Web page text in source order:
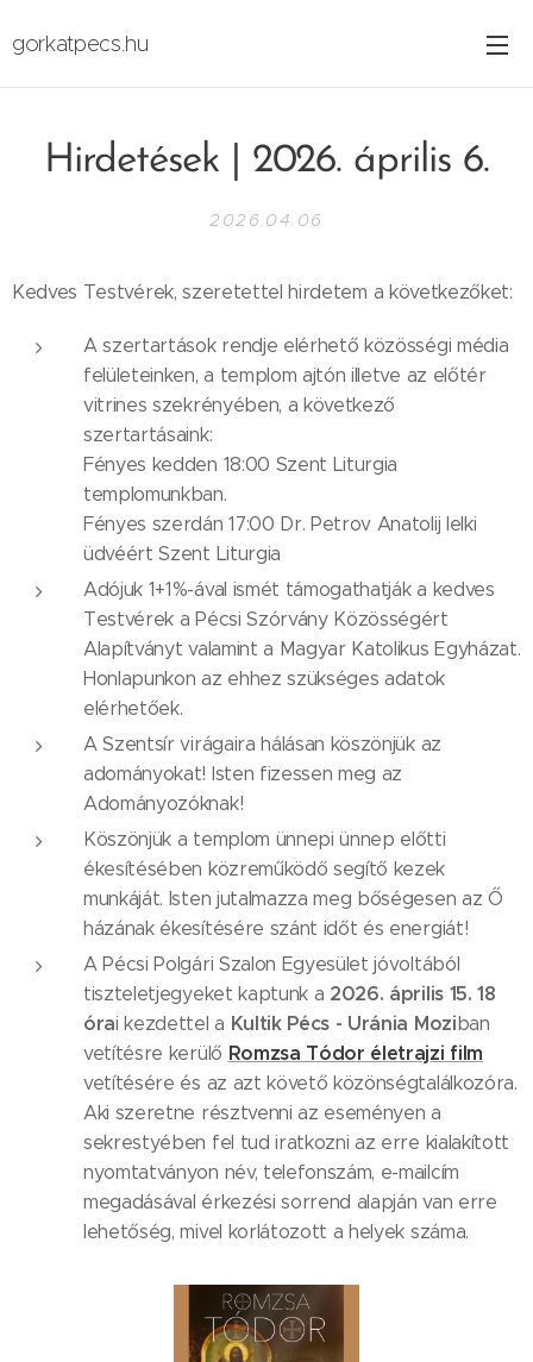
gorkatpecs.hu
Hirdetések | 2026. április 6.
2026.04.06
Kedves Testvérek, szeretettel hirdetem a következőket:
A szertartások rendje elérhető közösségi média
felületeinken, a templom ajtón illetve az előtér
vitrines szekrényében, a következő
szertartásaink:
Fényes kedden 18:00 Szent Liturgia
templomunkban.
Fényes szerdán 17:00 Dr. Petrov Anatolij lelki
üdvéért Szent Liturgia
Adójuk 1+1%-ával ismét támogathatják a kedves
Testvérek a Pécsi Szórvány Közösségért
Alapítványt valamint a Magyar Katolikus Egyházat.
Honlapunkon az ehhez szükséges adatok
elérhetőek.
A Szentsír virágaira hálásan köszönjük az
adományokat! Isten fizessen meg az
Adományozóknak!
Köszönjük a templom ünnepi ünnep előtti
ékesítésében közreműködő segítő kezek
munkáját. Isten jutalmazza meg bőségesen az Ő
házának ékesítésére szánt időt és energiát!
A Pécsi Polgári Szalon Egyesület jóvoltából
tiszteletjegyeket kaptunk a 2026. április 15. 18
órai kezdettel a Kultik Pécs - Uránia Moziban
vetítésre kerülő Romzsa Tódor életrajzi film
vetítésére és az azt követő közönségtalálkozóra.
Aki szeretne résztvenni az eseményen a
sekrestyében fel tud iratkozni az erre kialakított
nyomtatványon név, telefonszám, e-mailcím
megadásával érkezési sorrend alapján van erre
lehetőség, mivel korlátozott a helyek száma.